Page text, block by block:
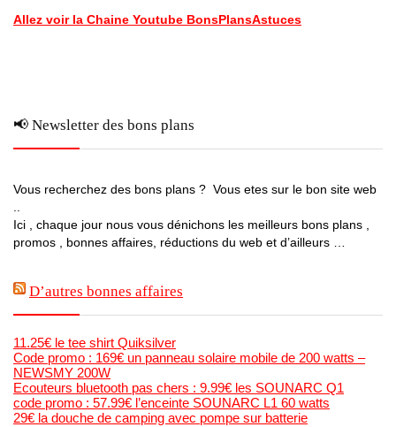
Allez voir la Chaine Youtube BonsPlansAstuces
📢 Newsletter des bons plans
Vous recherchez des bons plans ? Vous etes sur le bon site web
Ici , chaque jour nous vous dénichons les meilleurs bons plans ,
promos , bonnes affaires, réductions du web et d’ailleurs …
D’autres bonnes affaires
11.25€ le tee shirt Quiksilver
Code promo : 169€ un panneau solaire mobile de 200 watts –
NEWSMY 200W
Ecouteurs bluetooth pas chers : 9.99€ les SOUNARC Q1
code promo : 57.99€ l’enceinte SOUNARC L1 60 watts
29€ la douche de camping avec pompe sur batterie